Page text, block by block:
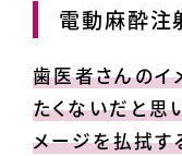
電動麻酔注
歯医者さんのイ
たくないだと思
メージを払拭す